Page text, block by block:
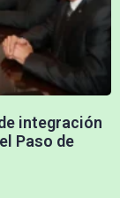
integración
Paso de